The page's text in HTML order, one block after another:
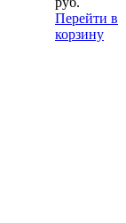
Перейти в
корзину